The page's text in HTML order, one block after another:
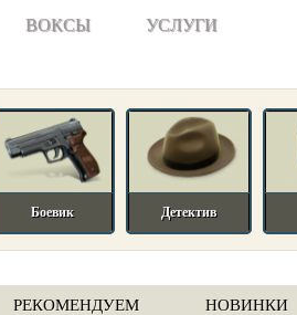
ВОКСЫ УСЛУГИ
Боевик Детектив
РЕКОМЕНДУЕМ НОВИНКИ